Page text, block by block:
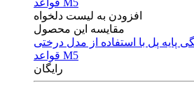
افزودن به لیست دلخواه
مقایسه این محصول
پایه پل با استفاده از مدل درختی
قواعد M5
رایگان